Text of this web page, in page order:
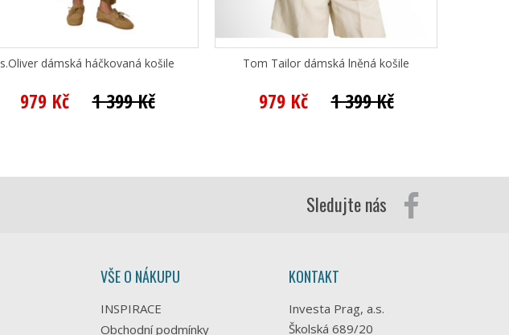
s.Oliver dámská háčkovaná košile
979 Kč 1 399 Kč
Tom Tailor dámská lněná košile
979 Kč 1 399 Kč
Sledujte nás
VŠE O NÁKUPU
INSPIRACE
Obchodní podmínky
KONTAKT
Investa Prag, a.s.
Školská 689/20